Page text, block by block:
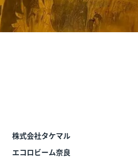
株式会社タケマル
エコロビーム奈良